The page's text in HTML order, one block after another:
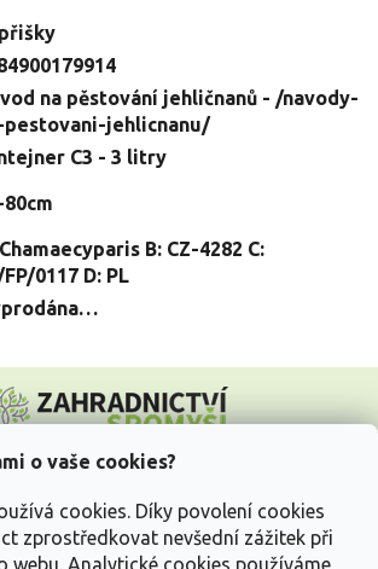
o vaše cookies?
cookies. Díky povolení cookies
zprostředkovat nevšední zážitek při
webu. Analytické cookies používáme
na pěstování jehličnanů - /navody-
pestovani-jehlicnanu/
C3 - 3 litry
80cm
B: CZ-4282 C:
0117 D: PL